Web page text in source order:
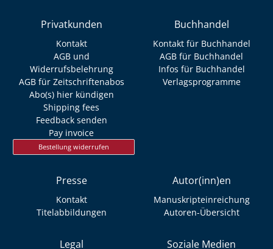
Privatkunden
Kontakt
AGB und
Widerrufsbelehrung
AGB für Zeitschriftenabos
Abo(s) hier kündigen
Shipping fees
Feedback senden
Pay invoice
Bestellung widerrufen
Buchhandel
Kontakt für Buchhandel
AGB für Buchhandel
Infos für Buchhandel
Verlagsprogramme
Presse
Kontakt
Titelabbildungen
Autor(inn)en
Manuskripteinreichung
Autoren-Übersicht
Legal Soziale Medien